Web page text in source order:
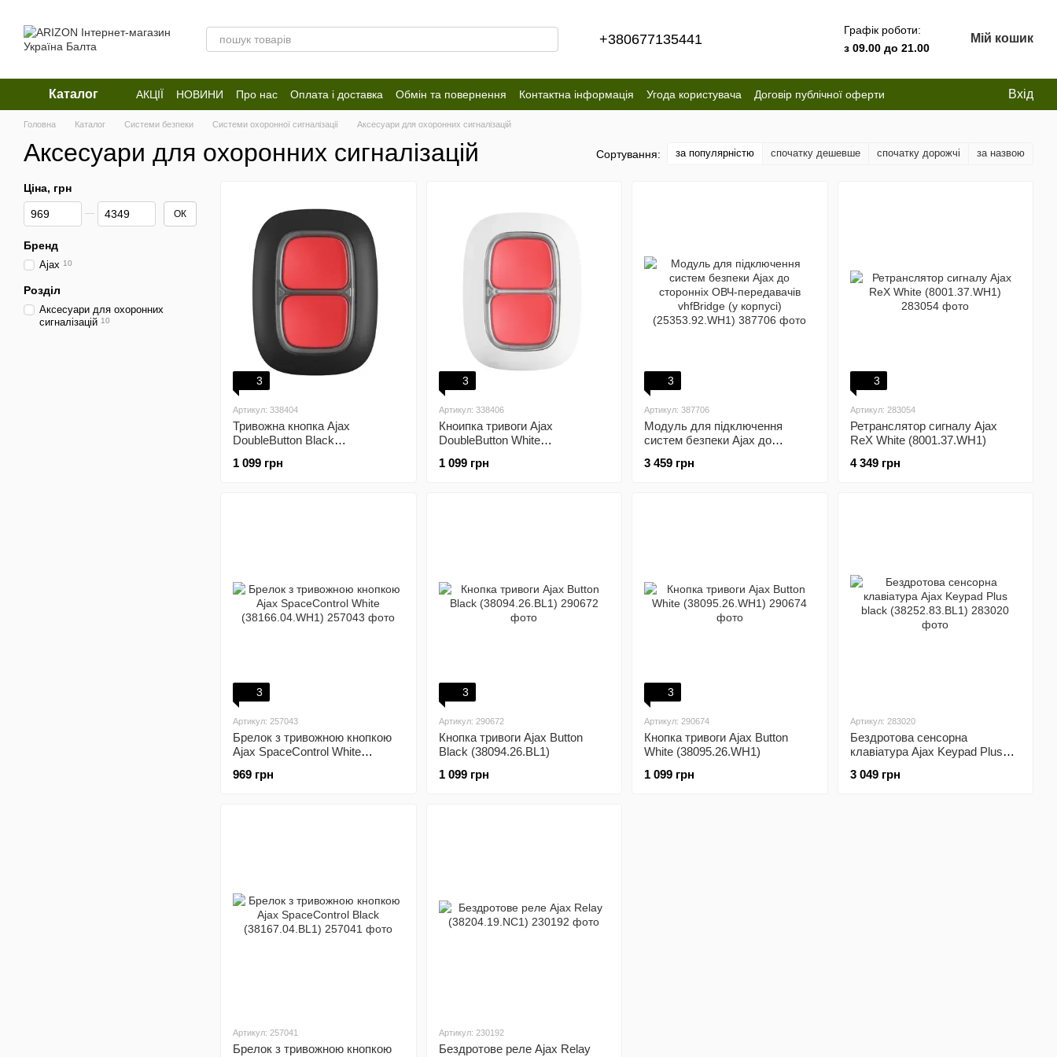
+380677135441
Графік роботи:
з 09.00 до 21.00
Мій кошик
Каталог АКЦІЇ НОВИНИ Про нас Оплата і доставка Обмін та повернення Контактна інформація Угода користувача
Договір публічної оферти
Відгуки про магазин
Вхід
Головна Каталог Системи безпеки Системи охоронної сигналізації Аксесуари для охоронних сигналізацій
Аксесуари для охоронних сигналізацій Сортування: за популярністю спочатку дешевше спочатку дорожчі за назвою
3
Артикул: 338404
Тривожна кнопка Ajax
DoubleButton Black
1 099 грн
3
Артикул: 338406
Кноипка тривоги Ajax
DoubleButton White
1 099 грн
3
Артикул: 387706
Модуль для підключення
систем безпеки Ajax до
vhfBridge (у корпусі)
3 459 грн
3
Артикул: 283054
Ретранслятор сигналу Ajax
ReX White (8001.37.WH1)
4 349 грн
3
Артикул: 257043
Брелок з тривожною кнопкою
Ajax SpaceControl White
969 грн
3
Артикул: 290672
Кнопка тривоги Ajax Button
Black (38094.26.BL1)
1 099 грн
3
Артикул: 290674
Кнопка тривоги Ajax Button
White (38095.26.WH1)
1 099 грн
Артикул: 283020
Бездротова сенсорна
клавіатура Ajax Keypad Plus
3 049 грн
Артикул: 257041
Брелок з тривожною кнопкою
Артикул: 230192
Бездротове реле Ajax Relay
Ціна, грн
Від Ціна, грн
До Ціна, грн ОК
Бренд
Ajax 10
Розділ
Аксесуари для охоронних
сигналізацій 10